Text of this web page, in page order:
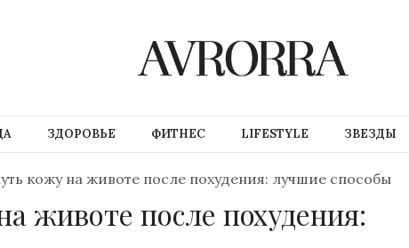
ЗДОРОВЬЕ ФИТНЕС LIFESTYLE ЗВЕЗДЫ
кожу на животе после похудения: лучшие способы
животе после похудения: